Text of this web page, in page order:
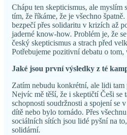
Chápu ten skepticismus, ale myslím
tím, že říkáme, že je všechno
bezpečí přes solidaritu v krizích až
jaderné know-how. Problém je, že
český skepticismus a strach před
Potřebujeme pozitivní debatu o tom,
Jaké jsou první výsledky z té
Zatím nebudu konkrétní, ale lidi tam
Nejvíc mě těší, že i skeptičtí Češi se
schopnosti soudržnosti a spojení se
dítě nebo bylo tornádo. Přes
sociálních sítích jsou lidé pyšní na
solidární.